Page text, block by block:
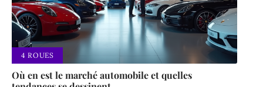
4 ROUES
Où en est le marché automobile et quelles